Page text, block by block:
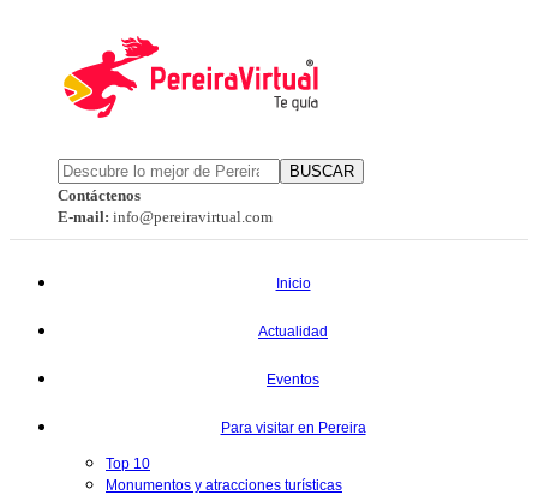
BUSCAR
Contáctenos
E-mail: info@pereiravirtual.com
Inicio
Actualidad
Eventos
Para visitar en Pereira
Top 10
Monumentos y atracciones turísticas